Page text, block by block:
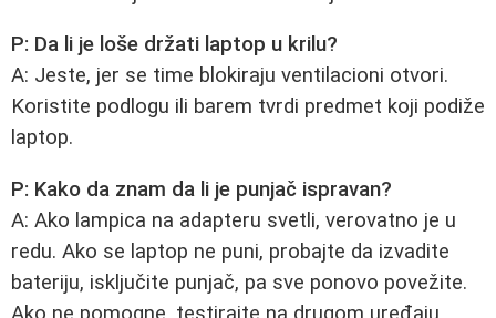
P: Da li je loše držati laptop u krilu?
A: Jeste, jer se time blokiraju ventilacioni otvori.
Koristite podlogu ili barem tvrdi predmet koji podiže
laptop.
P: Kako da znam da li je punjač ispravan?
A: Ako lampica na adapteru svetli, verovatno je u
redu. Ako se laptop ne puni, probajte da izvadite
bateriju, isključite punjač, pa sve ponovo povežite.